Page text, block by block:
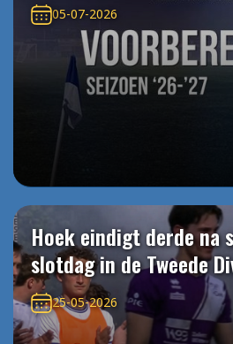
05-07-2026
Hoek eindigt derde na
slotdag in de Tweede
25-05-2026